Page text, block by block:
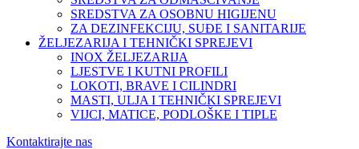
SREDSTVA ZA OSOBNU HIGIJENU
ZA DEZINFEKCIJU, SUĐE I SANITARIJE
ŽELJEZARIJA I TEHNIČKI SPREJEVI
INOX ŽELJEZARIJA
LJESTVE I KUTNI PROFILI
LOKOTI, BRAVE I CILINDRI
MASTI, ULJA I TEHNIČKI SPREJEVI
VIJCI, MATICE, PODLOŠKE I TIPLE
Kontaktirajte nas